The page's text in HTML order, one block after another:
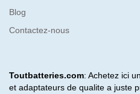
Blog
Contactez-nous
Toutbatteries.com: Achetez ici
et adaptateurs de qualite a juste